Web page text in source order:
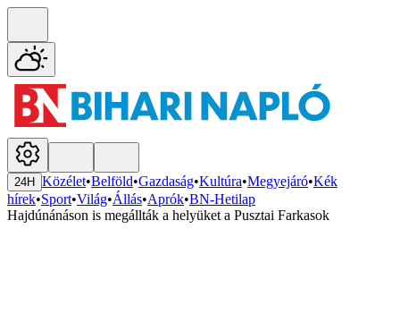
24H Közélet•Belföld•Gazdaság•Kultúra•Megyejáró•Kék
hírek•Sport•Világ•Állás•Aprók•BN-Hetilap
Hajdúnánáson is megállták a helyüket a Pusztai Farkasok